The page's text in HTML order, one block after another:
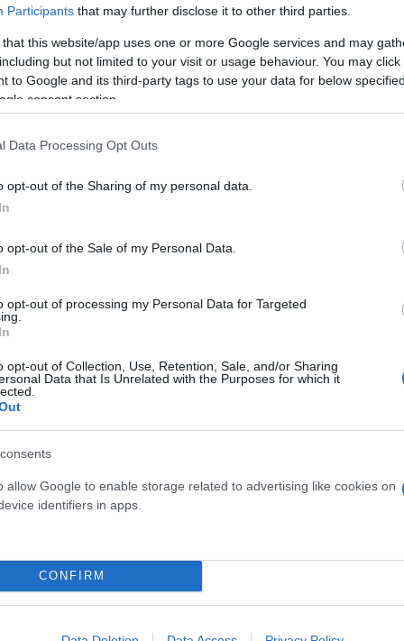
Participants that may further disclose it to other third parties.
that this website/app uses one or more Google services and may
but not limited to your visit or usage behaviour. You may
to Google and its third-party tags to use your data for below
consent section.
Data Processing Opt Outs
opt-out of the Sharing of my personal data.
opt-out of the Sale of my Personal Data.
opt-out of processing my Personal Data for Targeted
opt-out of Collection, Use, Retention, Sale, and/or Sharing
Data that Is Unrelated with the Purposes for which it
allow Google to enable storage related to advertising like cookies on
identifiers in apps.
CONFIRM
Flash.gr στην αναζήτηση της Google
- Το τελεσίγραφο στις ΗΠΑ
τουρισμό
στα κινέζικα ηλεκτρικά αυτοκίνητα - Κόντρα